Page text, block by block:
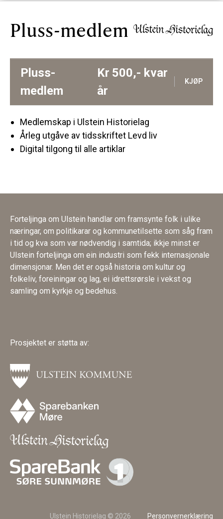
Pluss-medlem
Pluss-
medlem
Kr 500,- kvar
år
KJØP
Medlemskap i Ulstein Historielag
Årleg utgåve av tidsskriftet Levd liv
Digital tilgong til alle artiklar
Forteljinga om Ulstein handlar om framsynte folk i ulike
næringar, om politikarar og kommunetilsette som såg fram
i tid og kva som var nødvendig i samtida; ikkje minst er
Ulstein forteljinga om ein industri som fekk internasjonale
dimensjonar. Men det er også historia om kultur og
folkeliv, foreiningar og lag, ei idrettsrørsle i vekst og
samling om kyrkje og bedehus.
Prosjektet er støtta av:
Ulstein Historielag © 2026 Personvernerklæring